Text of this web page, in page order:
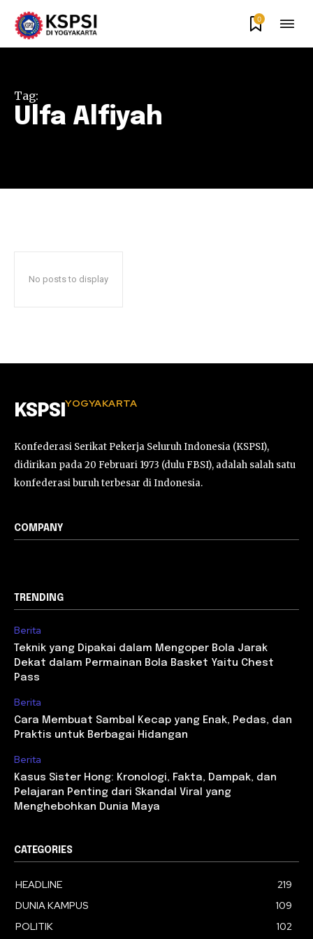
0
Tag:
Ulfa Alfiyah
No posts to display
KSPSI YOGYAKARTA
Konfederasi Serikat Pekerja Seluruh Indonesia (KSPSI),
didirikan pada 20 Februari 1973 (dulu FBSI), adalah salah satu
konfederasi buruh terbesar di Indonesia.
COMPANY
TRENDING
Berita
Teknik yang Dipakai dalam Mengoper Bola Jarak
Dekat dalam Permainan Bola Basket Yaitu Chest
Pass
Berita
Cara Membuat Sambal Kecap yang Enak, Pedas, dan
Praktis untuk Berbagai Hidangan
Berita
Kasus Sister Hong: Kronologi, Fakta, Dampak, dan
Pelajaran Penting dari Skandal Viral yang
Menghebohkan Dunia Maya
CATEGORIES
HEADLINE
219
DUNIA KAMPUS
109
POLITIK
102